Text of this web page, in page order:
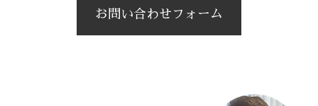
お問い合わせフォーム